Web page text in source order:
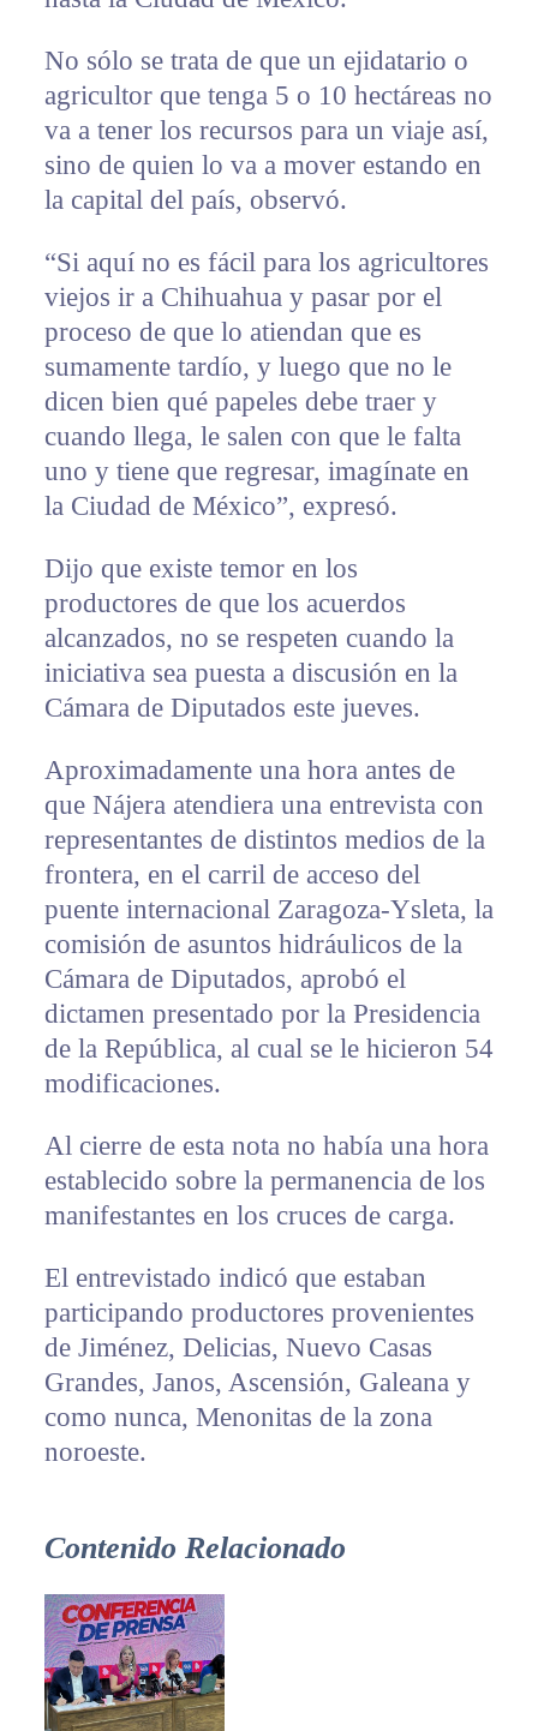
No sólo se trata de que un ejidatario o
agricultor que tenga 5 o 10 hectáreas no
va a tener los recursos para un viaje así,
sino de quien lo va a mover estando en
la capital del país, observó.
“Si aquí no es fácil para los agricultores
viejos ir a Chihuahua y pasar por el
proceso de que lo atiendan que es
sumamente tardío, y luego que no le
dicen bien qué papeles debe traer y
cuando llega, le salen con que le falta
uno y tiene que regresar, imagínate en
la Ciudad de México”, expresó.
Dijo que existe temor en los
productores de que los acuerdos
alcanzados, no se respeten cuando la
iniciativa sea puesta a discusión en la
Cámara de Diputados este jueves.
Aproximadamente una hora antes de
que Nájera atendiera una entrevista con
representantes de distintos medios de la
frontera, en el carril de acceso del
puente internacional Zaragoza-Ysleta, la
comisión de asuntos hidráulicos de la
Cámara de Diputados, aprobó el
dictamen presentado por la Presidencia
de la República, al cual se le hicieron 54
modificaciones.
Al cierre de esta nota no había una hora
establecido sobre la permanencia de los
manifestantes en los cruces de carga.
El entrevistado indicó que estaban
participando productores provenientes
de Jiménez, Delicias, Nuevo Casas
Grandes, Janos, Ascensión, Galeana y
como nunca, Menonitas de la zona
noroeste.
Contenido Relacionado